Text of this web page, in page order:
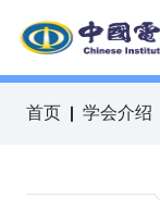
首页 学会介绍